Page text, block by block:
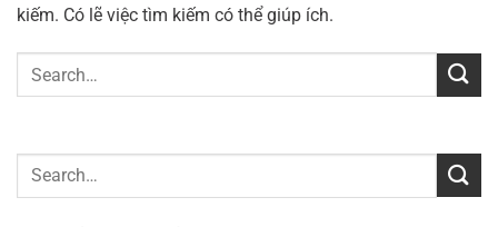
kiếm. Có lẽ việc tìm kiếm có thể giúp ích.